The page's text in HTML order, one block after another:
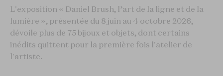
L'exposition « Daniel Brush, l’art de la ligne et de la
lumière », présentée du 8 juin au 4 octobre 2026,
dévoile plus de 75 bijoux et objets, dont certains
inédits quittent pour la première fois l'atelier de
l'artiste.